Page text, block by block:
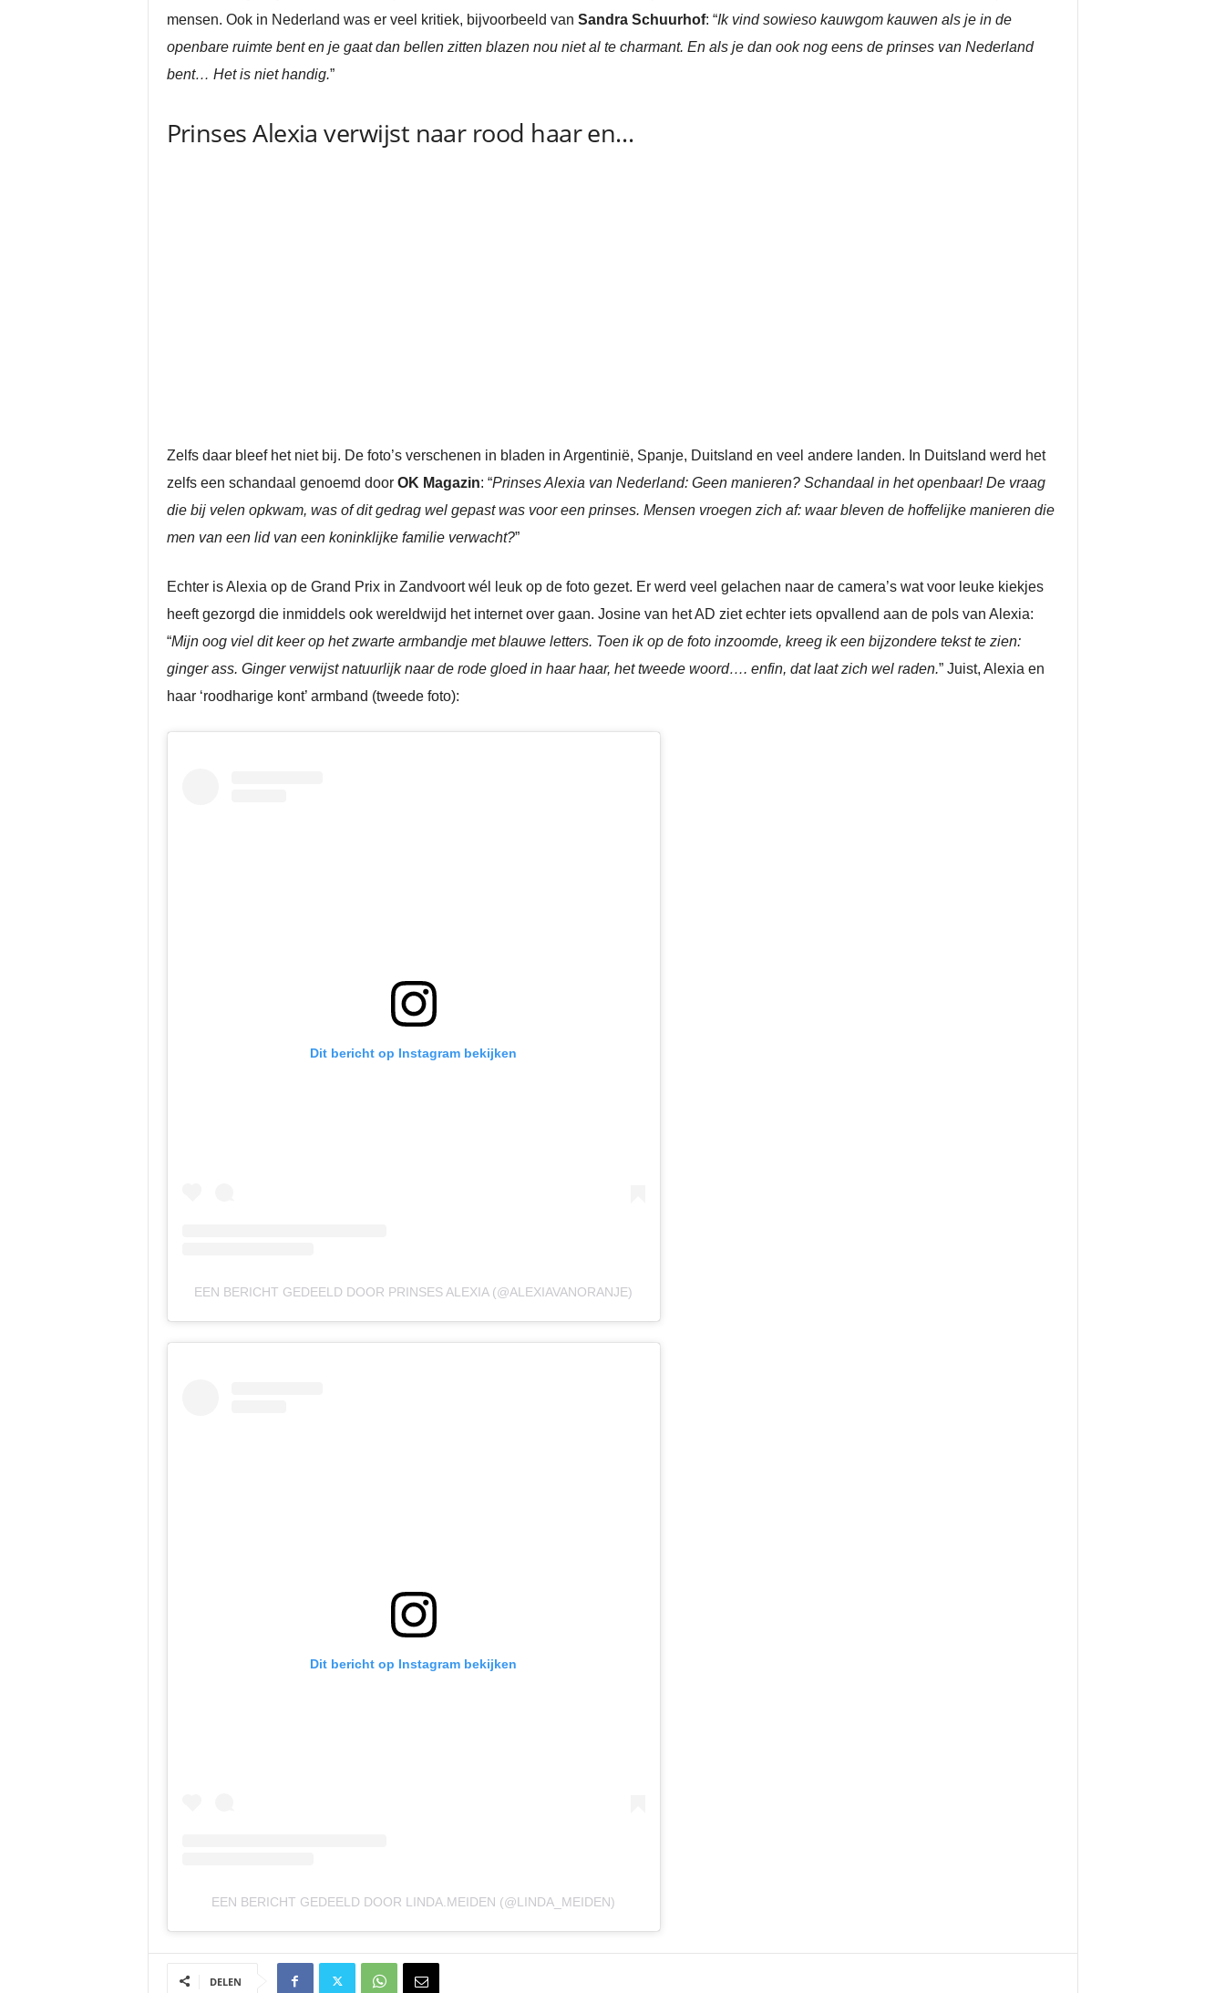
mensen. Ook in Nederland was er veel kritiek, bijvoorbeeld van Sandra Schuurhof: “Ik vind sowieso kauwgom kauwen als je in de
openbare ruimte bent en je gaat dan bellen zitten blazen nou niet al te charmant. En als je dan ook nog eens de prinses van Nederland
bent… Het is niet handig.”
Prinses Alexia verwijst naar rood haar en…
Zelfs daar bleef het niet bij. De foto’s verschenen in bladen in Argentinië, Spanje, Duitsland en veel andere landen. In Duitsland werd het
zelfs een schandaal genoemd door OK Magazin: “Prinses Alexia van Nederland: Geen manieren? Schandaal in het openbaar! De vraag
die bij velen opkwam, was of dit gedrag wel gepast was voor een prinses. Mensen vroegen zich af: waar bleven de hoffelijke manieren die
men van een lid van een koninklijke familie verwacht?”
Echter is Alexia op de Grand Prix in Zandvoort wél leuk op de foto gezet. Er werd veel gelachen naar de camera’s wat voor leuke kiekjes
heeft gezorgd die inmiddels ook wereldwijd het internet over gaan. Josine van het AD ziet echter iets opvallend aan de pols van Alexia:
“Mijn oog viel dit keer op het zwarte armbandje met blauwe letters. Toen ik op de foto inzoomde, kreeg ik een bijzondere tekst te zien:
ginger ass. Ginger verwijst natuurlijk naar de rode gloed in haar haar, het tweede woord…. enfin, dat laat zich wel raden.” Juist, Alexia en
haar ‘roodharige kont’ armband (tweede foto):
Dit bericht op Instagram bekijken
EEN BERICHT GEDEELD DOOR PRINSES ALEXIA (@ALEXIAVANORANJE)
Dit bericht op Instagram bekijken
EEN BERICHT GEDEELD DOOR LINDA.MEIDEN (@LINDA_MEIDEN)
DELEN